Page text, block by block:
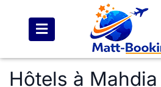
Hôtels à Mahdia